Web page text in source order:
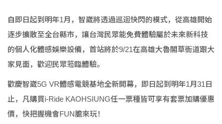
自即日起到明年1月，智崴將透過巡迴快閃的模式，從高雄開始
逐步擴散至全台縣市，讓台灣民眾能免費體驗屬於未來新科技
的個人化體感娛樂設備，首站將於9/21在高雄大魯閣草衙道跟大
家見面，歡迎民眾蒞臨體驗。
歡慶智崴5G VR體感電競基地全新開幕，即日起到明年1月31日
止，凡購買i-Ride KAOHSIUNG任一票種皆可享有套票加購優惠
價，快把握機會FUN膽來玩！